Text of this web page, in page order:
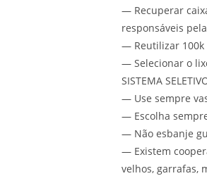
— Recuperar
responsáveis
— Reutilizar 100k
— Selecionar o
SISTEMA
— Use sempre
— Escolha
— Não esbanje
— Existem
velhos, garrafas,